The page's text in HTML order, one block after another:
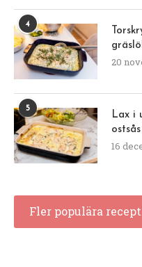
4
20
5
Lax i
ostsås
16
Fler populära recept